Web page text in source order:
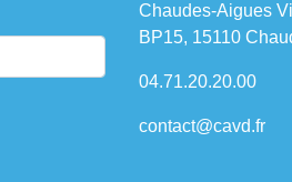
Chaudes-Aigues
BP15, 15110
04.71.20.20.00
contact@cavd.fr